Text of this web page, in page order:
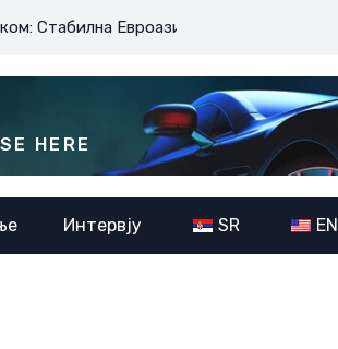
Евроазија је у интересу свих
HERE
Интервју SR EN